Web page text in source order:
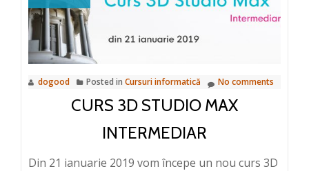
dogood Posted in Cursuri informatică No comments
CURS 3D STUDIO MAX
INTERMEDIAR
Din 21 ianuarie 2019 vom începe un nou curs 3D